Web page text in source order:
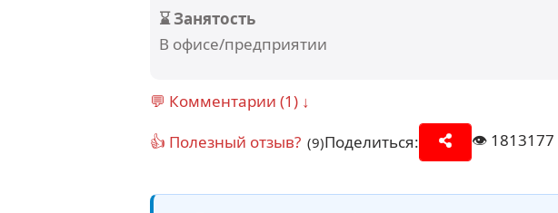
⌛ Занятость
В офисе/предприятии
💬 Комментарии (1) ↓
👍 Полезный отзыв? (9)Поделиться: 👁️ 1813177